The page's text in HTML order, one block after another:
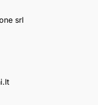
srl